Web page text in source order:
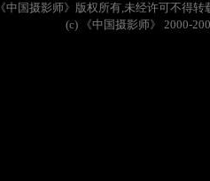
《中国摄影师》版权所有,未经许可不得转
(c)
《中国摄影师》 2000-200